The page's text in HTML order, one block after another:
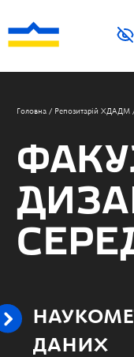
Головна / Репозитарій ХДАДМ
ДАНИХ